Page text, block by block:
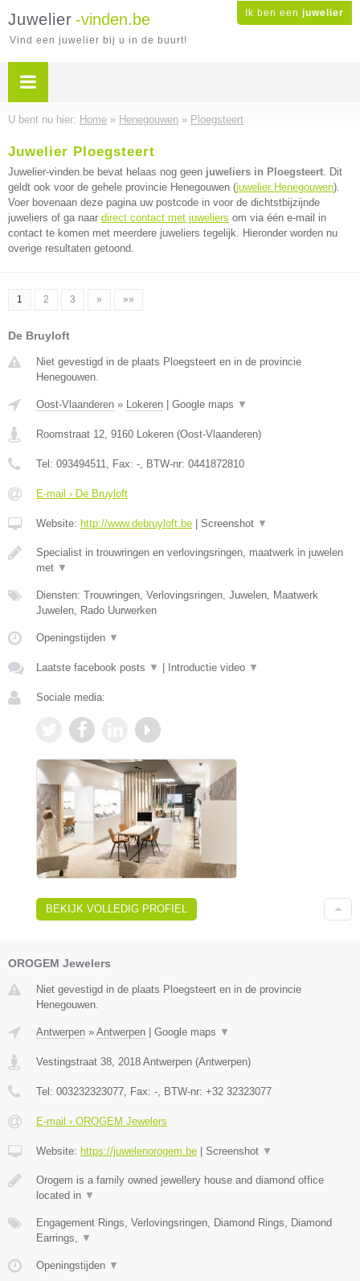
Ik ben een juwelier
Juwelier -vinden.be
Vind een juwelier bij u in de buurt!
U bent nu hier: Home » Henegouwen » Ploegsteert
Juwelier Ploegsteert
Juwelier-vinden.be bevat helaas nog geen juweliers in Ploegsteert. Dit
geldt ook voor de gehele provincie Henegouwen (juwelier Henegouwen).
Voer bovenaan deze pagina uw postcode in voor de dichtstbijzijnde
juweliers of ga naar direct contact met juweliers om via één e-mail in
contact te komen met meerdere juweliers tegelijk. Hieronder worden nu
overige resultaten getoond.
1 2 3 » »»
De Bruyloft
Niet gevestigd in de plaats Ploegsteert en in de provincie
Henegouwen.
Oost-Vlaanderen » Lokeren Google maps ▼
Roomstraat 12, 9160 Lokeren (Oost-Vlaanderen)
Tel: 093494511, Fax: -, BTW-nr: 0441872810
E-mail › De Bruyloft
Website: http://www.debruyloft.be Screenshot ▼
Specialist in trouwringen en verlovingsringen, maatwerk in juwelen
met ▼
Diensten: Trouwringen, Verlovingsringen, Juwelen, Maatwerk
Juwelen, Rado Uurwerken
Openingstijden ▼
Laatste facebook posts ▼ Introductie video ▼
Sociale media:
BEKIJK VOLLEDIG PROFIEL
OROGEM Jewelers
Niet gevestigd in de plaats Ploegsteert en in de provincie
Henegouwen.
Antwerpen » Antwerpen Google maps ▼
Vestingstraat 38 2018 Antwerpen (Antwerpen)
Tel: 003232323077 , Fax: - , BTW-nr: +32 32323077
E-mail › OROGEM Jewelers
Website: https://juwelenorogem.be Screenshot ▼
Orogem is a family owned jewellery house and diamond office
located in ▼
Engagement Rings, Verlovingsringen, Diamond Rings, Diamond
Earrings,
▼
Openingstijden ▼